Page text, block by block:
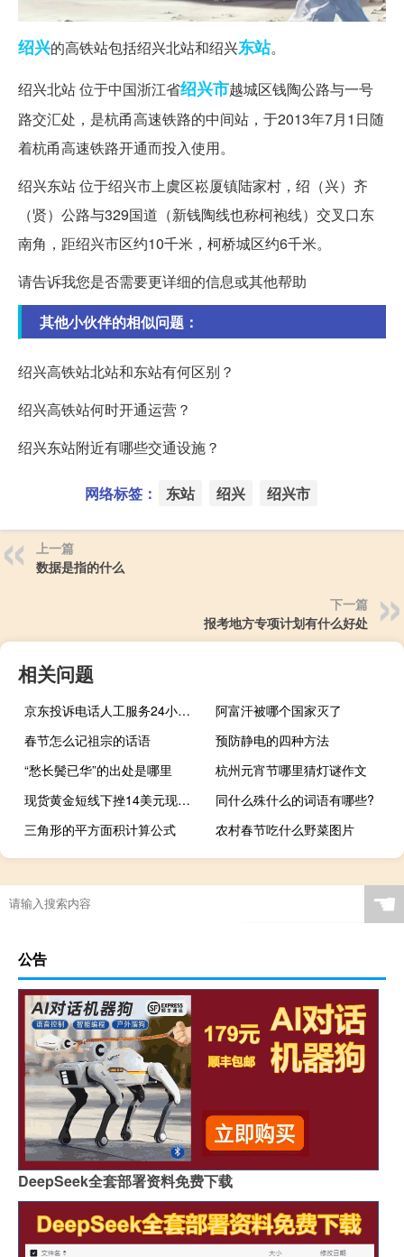
绍兴的高铁站包括绍兴北站和绍兴东站。
绍兴北站 位于中国浙江省绍兴市越城区钱陶公路与一号
路交汇处，是杭甬高速铁路的中间站，于2013年7月1日随
着杭甬高速铁路开通而投入使用。
绍兴东站 位于绍兴市上虞区崧厦镇陆家村，绍（兴）齐
（贤）公路与329国道（新钱陶线也称柯袍线）交叉口东
南角，距绍兴市区约10千米，柯桥城区约6千米。
请告诉我您是否需要更详细的信息或其他帮助
其他小伙伴的相似问题：
绍兴高铁站北站和东站有何区别？
绍兴高铁站何时开通运营？
绍兴东站附近有哪些交通设施？
网络标签： 东站 绍兴 绍兴市
上一篇
数据是指的什么
下一篇
报考地方专项计划有什么好处
相关问题
京东投诉电话人工服务24小时（京东投诉电话人工服务24小时）
阿富汗被哪个国家灭了
春节怎么记祖宗的话语
预防静电的四种方法
“愁长鬓已华”的出处是哪里
杭州元宵节哪里猜灯谜作文
现货黄金短线下挫14美元现报1965美元/盎司；美媒称以色列同意推迟对加沙地带的地面进攻
同什么殊什么的词语有哪些?
三角形的平方面积计算公式
农村春节吃什么野菜图片
☚
公告
DeepSeek全套部署资料免费下载